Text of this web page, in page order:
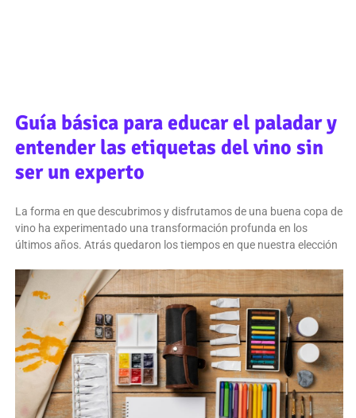
Guía básica para educar el paladar y
entender las etiquetas del vino sin
ser un experto
La forma en que descubrimos y disfrutamos de una buena copa de
vino ha experimentado una transformación profunda en los
últimos años. Atrás quedaron los tiempos en que nuestra elección